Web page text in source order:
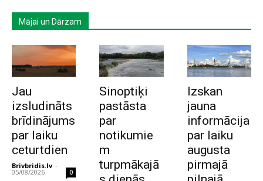
Mājai un Dārzam
Jau
izsludināts
brīdinājums
par laiku
ceturtdien
Brivbridis.lv -
05/08/2026 0
Sinoptiķi
pastāsta
par
notikumie
m
turpmākajā
Izskan
jauna
informācija
par laiku
augusta
pirmajā